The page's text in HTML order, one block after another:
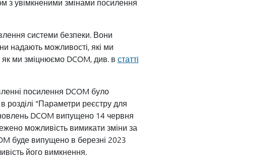
з увімкненими змінами посилення
системи безпеки. Вони
надають можливості, які ми
як ми зміцнюємо DCOM, див. в статті
посилення DCOM було
розділі "Параметри реєстру для
DCOM випущено 14 червня
можливість вимикати зміни за
буде випущено в березні 2023
його вимкнення.